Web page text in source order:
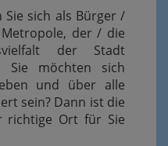
sich als Bürger /
der / die
der Stadt
Sie möchten sich
und über alle
sein? Dann ist die
richtige Ort für Sie